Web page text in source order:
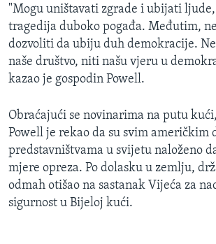
Jezici
"Mogu uništavati zgrade i ubijati ljude,
tragedija duboko pogađa. Međutim,
dozvoliti da ubiju duh demokracije.
naše društvo, niti našu vjeru u
kazao je gospodin Powell.
Obraćajući se novinarima na putu
Powell je rekao da su svim američkim
predstavništvama u svijetu naloženo
mjere opreza. Po dolasku u zemlju,
odmah otišao na sastanak Vijeća za
sigurnost u Bijeloj kući.